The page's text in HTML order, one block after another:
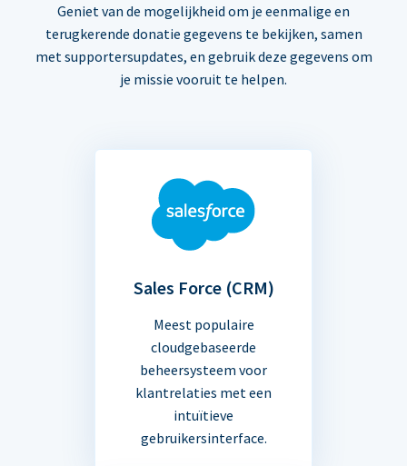
Geniet van de mogelijkheid om je eenmalige en
terugkerende donatie gegevens te bekijken, samen
met supportersupdates, en gebruik deze gegevens om
je missie vooruit te helpen.
Sales Force (CRM)
Meest populaire
cloudgebaseerde
beheersysteem voor
klantrelaties met een
intuïtieve
gebruikersinterface.